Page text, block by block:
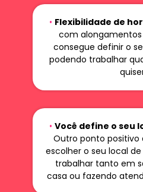
• Flexibilidade de
com
consegue definir o
podendo trabalhar
• Você define o seu
Outro ponto positivo
escolher o seu local
trabalhar tanto em
casa ou fazendo